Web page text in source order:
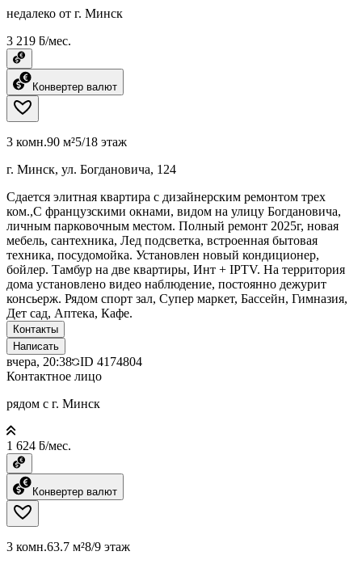
недалеко от г. Минск
3 219 ƃ/мес.
Конвертер валют
3 комн.90 м²5/18 этаж
г. Минск, ул. Богдановича, 124
Сдается элитная квартира с дизайнерским ремонтом трех
ком.,С французскими окнами, видом на улицу Богдановича,
личным парковочным местом. Полный ремонт 2025г, новая
мебель, сантехника, Лед подсветка, встроенная бытовая
техника, посудомойка. Установлен новый кондиционер,
бойлер. Тамбур на две квартиры, Инт + IPTV. На территория
дома установлено видео наблюдение, постоянно дежурит
консьерж. Рядом спорт зал, Супер маркет, Бассейн, Гимназия,
Дет сад, Аптека, Кафе.
Контакты
Написать
вчера, 20:38 ID 4174804
Контактное лицо
рядом с г. Минск
1 624 ƃ/мес.
Конвертер валют
3 комн.63.7 м²8/9 этаж